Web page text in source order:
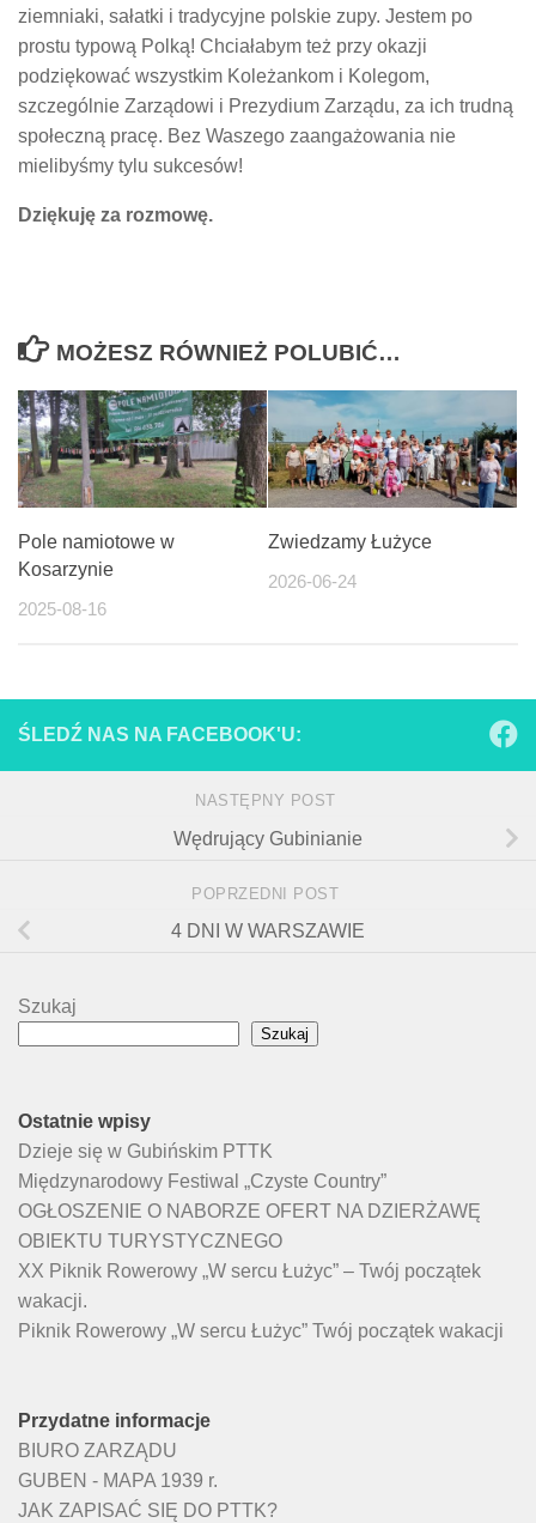
ziemniaki, sałatki i tradycyjne polskie zupy. Jestem po
prostu typową Polką! Chciałabym też przy okazji
podziękować wszystkim Koleżankom i Kolegom,
szczególnie Zarządowi i Prezydium Zarządu, za ich trudną
społeczną pracę. Bez Waszego zaangażowania nie
mielibyśmy tylu sukcesów!
Dziękuję za rozmowę.
MOŻESZ RÓWNIEŻ POLUBIĆ…
Pole namiotowe w
Kosarzynie
2025-08-16
Zwiedzamy Łużyce
2026-06-24
ŚLEDŹ NAS NA FACEBOOK'U:
NASTĘPNY POST
Wędrujący Gubinianie
POPRZEDNI POST
4 DNI W WARSZAWIE
Szukaj
Szukaj
Ostatnie wpisy
Dzieje się w Gubińskim PTTK
Międzynarodowy Festiwal „Czyste Country”
OGŁOSZENIE O NABORZE OFERT NA DZIERŻAWĘ
OBIEKTU TURYSTYCZNEGO
XX Piknik Rowerowy „W sercu Łużyc” – Twój początek
wakacji.
Piknik Rowerowy „W sercu Łużyc” Twój początek wakacji
Przydatne informacje
BIURO ZARZĄDU
GUBEN - MAPA 1939 r.
JAK ZAPISAĆ SIĘ DO PTTK?